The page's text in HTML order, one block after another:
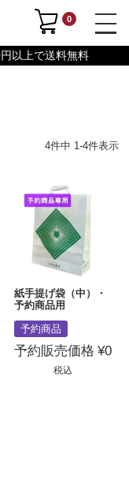
0
以上で送料無料
4件中 1-4件表示
紙手提げ袋（中）・
予約商品用
予約商品
予約販売価格 ¥0
税込